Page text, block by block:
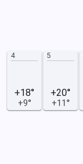
4
+18°
+9°
5
+20°
+11°